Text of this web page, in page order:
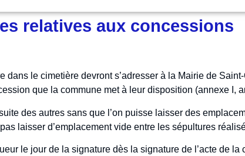
relatives aux concessions
le cimetière devront s’adresser à la Mairie de
que la commune met à leur disposition (annexe I,
des autres sans que l’on puisse laisser des
laisser d’emplacement vide entre les sépultures
le jour de la signature dès la signature de l’acte de